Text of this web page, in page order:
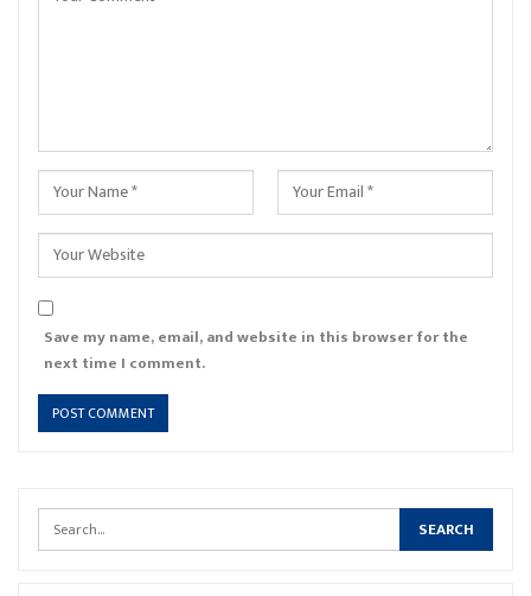
Save my name, email, and website in this browser for the
next time I comment.